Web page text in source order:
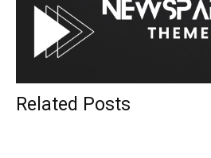
Related Posts